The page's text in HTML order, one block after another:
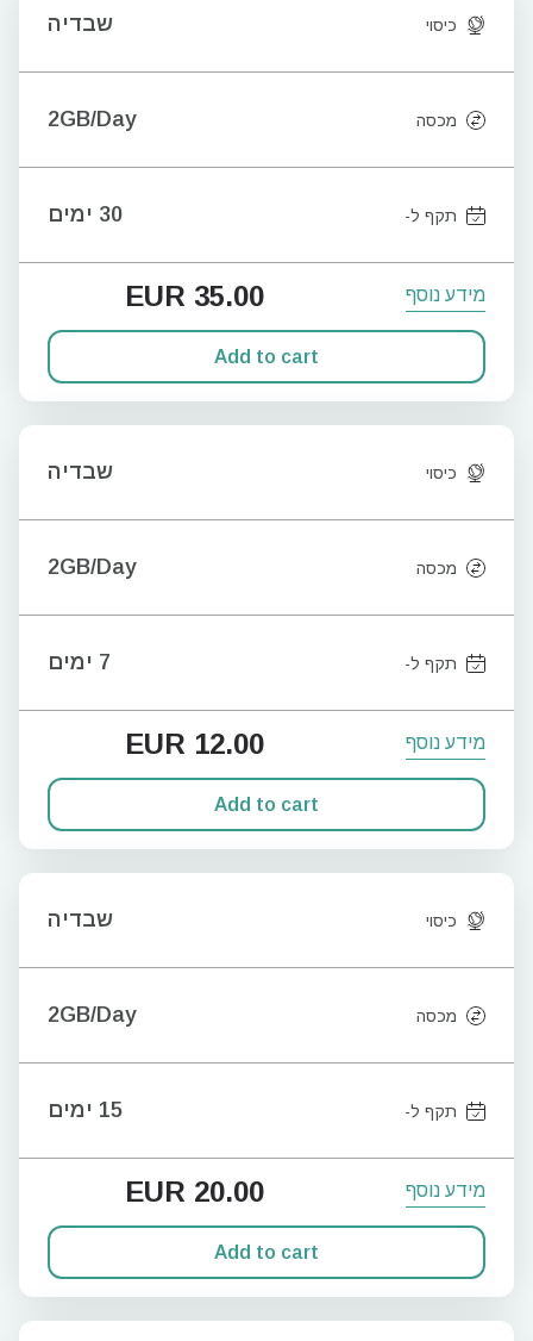
כיסוי שבדיה
מכסה 2GB/Day
תקף ל- 30 ימים
מידע נוסף EUR 35.00
Add to cart
כיסוי שבדיה
מכסה 2GB/Day
תקף ל- 7 ימים
מידע נוסף EUR 12.00
Add to cart
כיסוי שבדיה
מכסה 2GB/Day
תקף ל- 15 ימים
מידע נוסף EUR 20.00
Add to cart